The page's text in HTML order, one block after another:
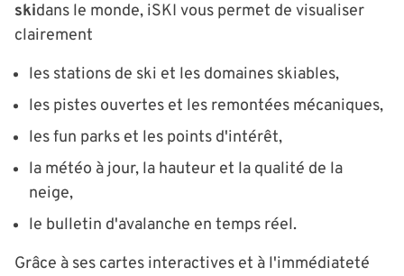
skidans le monde, iSKI vous permet de visualiser
clairement
les stations de ski et les domaines skiables,
les pistes ouvertes et les remontées mécaniques,
les fun parks et les points d'intérêt,
la météo à jour, la hauteur et la qualité de la
neige,
le bulletin d'avalanche en temps réel.
Grâce à ses cartes interactives et à l'immédiateté